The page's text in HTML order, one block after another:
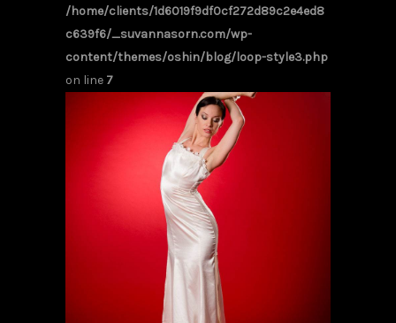
/home/clients/1d6019f9df0cf272d89c2e4ed8
c639f6/_suvannasorn.com/wp-
content/themes/oshin/blog/loop-style3.php
on line 7